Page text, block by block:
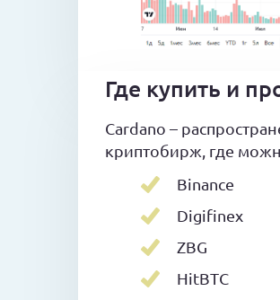
Где купить и
Cardano –
криптобирж, где
Binance
Digifinex
ZBG
HitBTC